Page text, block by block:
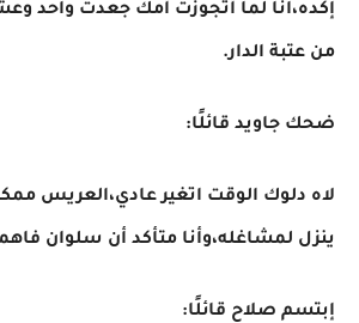
إكده،انا لما أتجوزت أمك جعدت واحد
من عتبة الدار.
ضحك جاويد قائلًا:
لاه دلوك الوقت اتغير عادي،العريس
ينزل لمشاغله،وأنا متأكد أن سلوان
إبتسم صلاح قائلًا: